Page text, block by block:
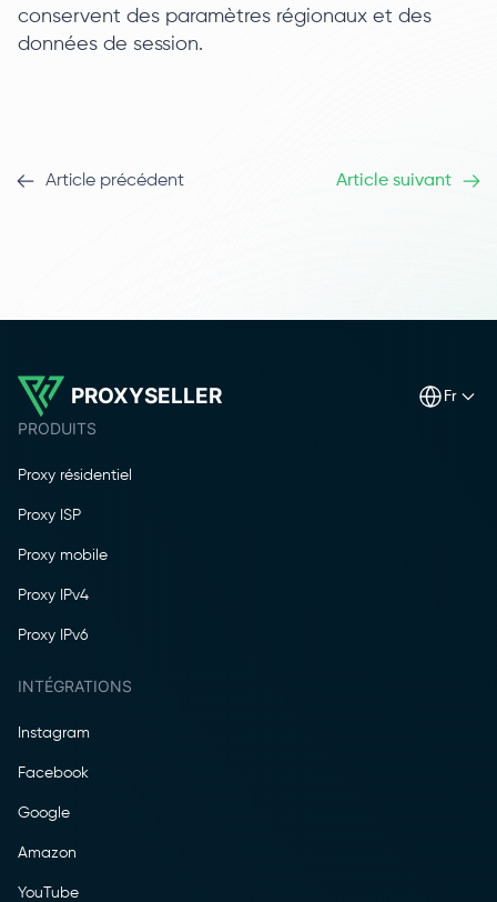
conservent des paramètres régionaux et des
données de session.
Article précédent Article suivant
PROXYSELLER fr
PRODUITS
Proxy résidentiel
Proxy ISP
Proxy mobile
Proxy IPv4
Proxy IPv6
INTÉGRATIONS
Instagram
Facebook
Google
Amazon
YouTube